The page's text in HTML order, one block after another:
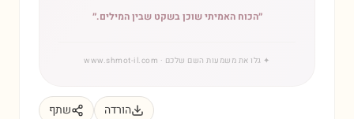
״הכוח האמיתי שוכן בשקט שבין המילים.״
✦ גלו את משמעות השם שלכם · www.shmot-il.com
הורדה שתף